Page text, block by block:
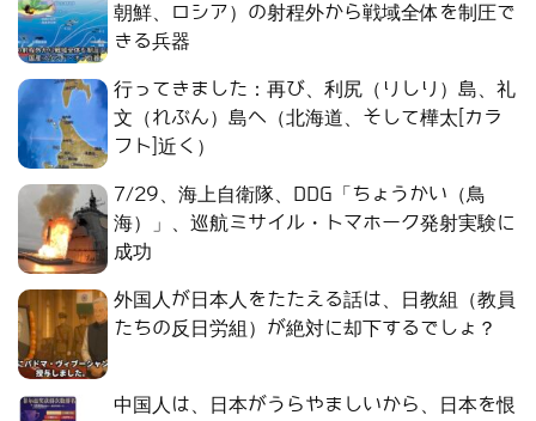
朝鮮、ロシア）の射程外から戦域全体を制圧で
きる兵器
行ってきました：再び、利尻（りしり）島、礼
文（れぶん）島へ（北海道、そして樺太[カラ
フト]近く）
7/29、海上自衛隊、DDG「ちょうかい（鳥
海）」、巡航ミサイル・トマホーク発射実験に
成功
外国人が日本人をたたえる話は、日教組（教員
たちの反日労組）が絶対に却下するでしょ？
中国人は、日本がうらやましいから、日本を恨